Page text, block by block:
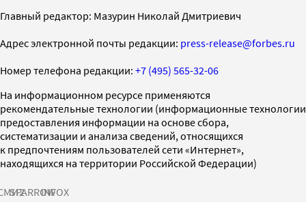
Главный редактор: Мазурин Николай Дмитриевич
Адрес электронной почты редакции: press-release@forbes.ru
Номер телефона редакции: +7 (495) 565-32-06
На информационном ресурсе применяются
рекомендательные технологии (информационные технологии
предоставления информации на основе сбора,
систематизации и анализа сведений, относящихся
к предпочтениям пользователей сети «Интернет»,
находящихся на территории Российской Федерации)
SPARROWINFOX